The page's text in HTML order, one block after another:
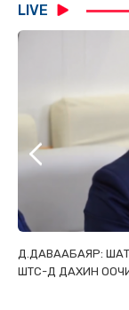
LIVE
Д.ДАВААБАЯР:
ШТС-Д ДАХИН